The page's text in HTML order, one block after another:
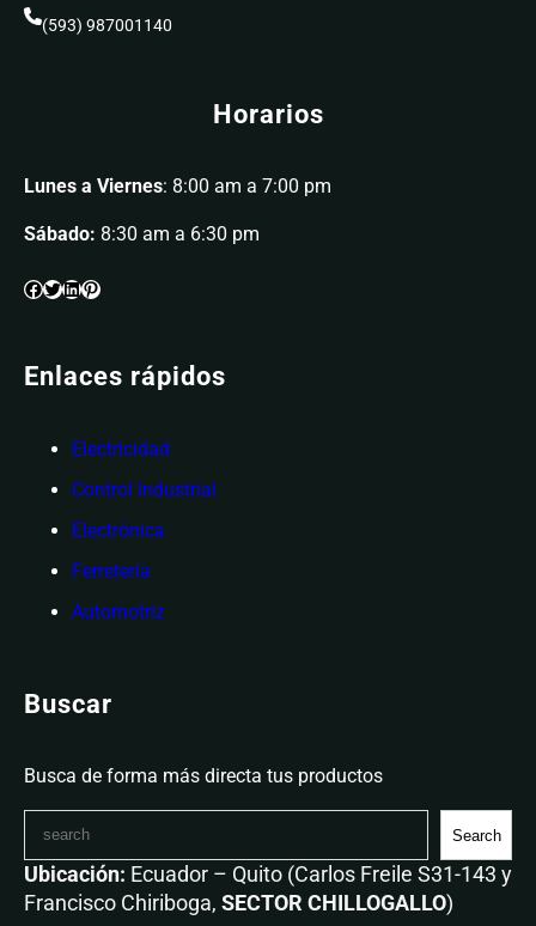
(593) 987001140
Horarios
Lunes a Viernes: 8:00 am a 7:00 pm
Sábado: 8:30 am a 6:30 pm
Enlaces rápidos
Electricidad
Control Industrial
Electrónica
Ferretería
Automotriz
Buscar
Busca de forma más directa tus productos
Search
Ubicación: Ecuador – Quito (Carlos Freile S31-143 y
Francisco Chiriboga, SECTOR CHILLOGALLO)